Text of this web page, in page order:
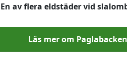
En av flera eldstäder vid
Läs mer om